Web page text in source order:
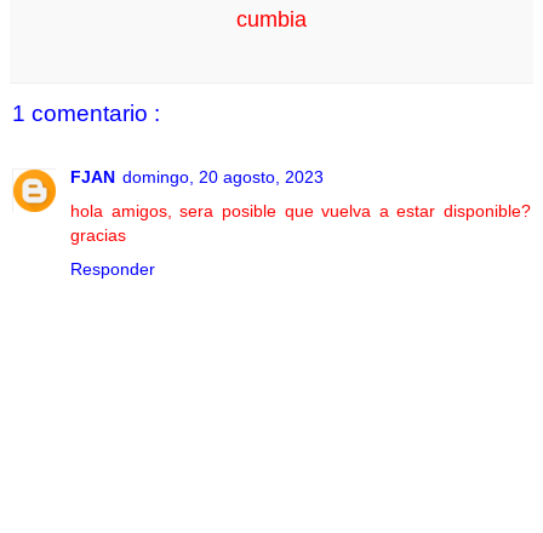
cumbia
1 comentario :
FJAN domingo, 20 agosto, 2023
hola amigos, sera posible que vuelva a estar disponible?
gracias
Responder